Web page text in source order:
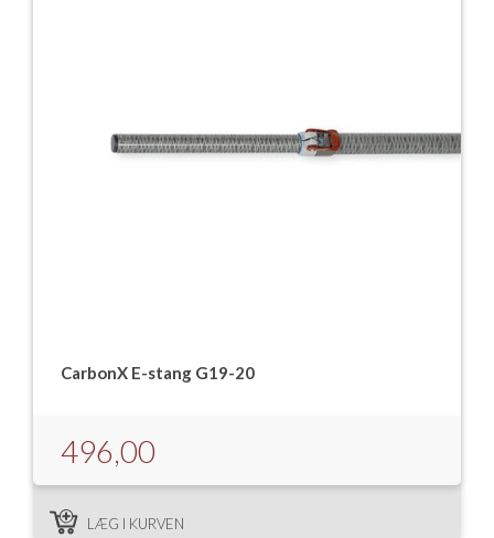
CarbonX E-stang G19-20
496,00
LÆG I KURVEN